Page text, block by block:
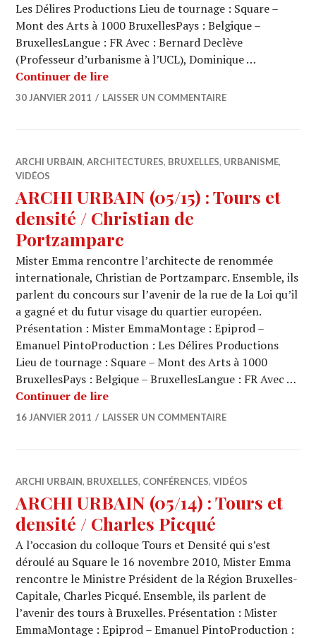
Les Délires Productions Lieu de tournage : Square –
Mont des Arts à 1000 BruxellesPays : Belgique –
BruxellesLangue : FR Avec : Bernard Declève
(Professeur d’urbanisme à l’UCL), Dominique …
Continuer de lireARCHI URBAIN (05/17) : Tours et
30 JANVIER 2011 LAISSER UN COMMENTAIRE
ARCHI URBAIN,ARCHITECTURES, BRUXELLES, URBANISME,
VIDÉOS
ARCHI URBAIN (05/15) : Tours et
densité / Christian de
Portzamparc
Mister Emma rencontre l’architecte de renommée
internationale, Christian de Portzamparc. Ensemble, ils
parlent du concours sur l’avenir de la rue de la Loi qu’il
a gagné et du futur visage du quartier européen.
Présentation : Mister EmmaMontage : Epiprod –
Emanuel PintoProduction : Les Délires Productions
Lieu de tournage : Square – Mont des Arts à 1000
BruxellesPays : Belgique – BruxellesLangue : FR Avec …
Continuer de lireARCHI URBAIN (05/15) : Tours et
16 JANVIER 2011 LAISSER UN COMMENTAIRE
ARCHI URBAIN, BRUXELLES, CONFÉRENCES,VIDÉOS
ARCHI URBAIN (05/14) : Tours et
densité / Charles Picqué
A l’occasion du colloque Tours et Densité qui s’est
déroulé au Square le 16 novembre 2010, Mister Emma
rencontre le Ministre Président de la Région Bruxelles-
Capitale, Charles Picqué. Ensemble, ils parlent de
l’avenir des tours à Bruxelles. Présentation : Mister
EmmaMontage : Epiprod – Emanuel PintoProduction :